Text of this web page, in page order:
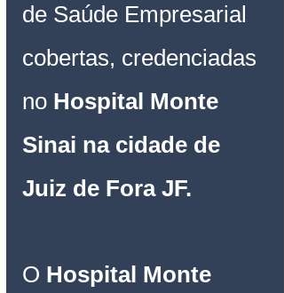
de Saúde Empresarial
cobertas, credenciadas
no Hospital Monte
Sinai na cidade de
Juiz de Fora JF.
O Hospital Monte